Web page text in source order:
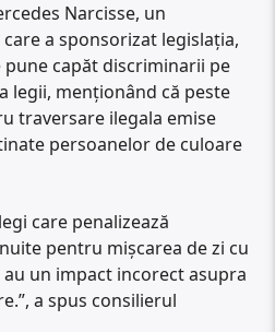
Narcisse, un
a sponsorizat legislația,
pune capăt discriminarii pe
legii, menționând că peste
traversare ilegala emise
persoanelor de culoare
care penalizează
pentru mișcarea de zi cu
un impact incorect asupra
a spus consilierul